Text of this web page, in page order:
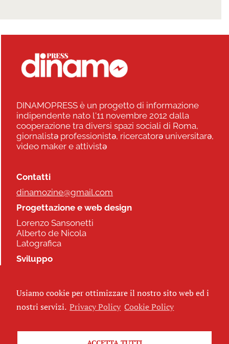
DINAMOPRESS è un progetto di informazione
indipendente nato l'11 novembre 2012 dalla
cooperazione tra diversi spazi sociali di Roma,
giornalistə professionistə, ricercatorə universitarə,
video maker e attivistə
Contatti
dinamozine@gmail.com
Progettazione e web design
Lorenzo Sansonetti
Alberto de Nicola
Latografica
Sviluppo
Seguici
Usiamo cookie per ottimizzare il nostro sito web ed i
nostri servizi. Privacy Policy Cookie Policy